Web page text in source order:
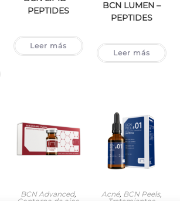
PEPTIDES
Leer más
BCN LUMEN –
PEPTIDES
Leer más
BCN Advanced,
Contorno de ojos,
Acné, BCN Peels,
Tratamientos